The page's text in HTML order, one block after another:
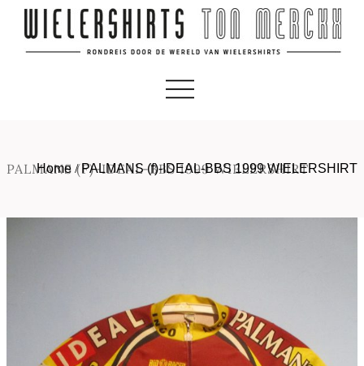
PALMANS (F)-IDEAL-BBS 1999 WIELERSHIRT
Home /PALMANS (f)-IDEAL-BBS 1999 WIELERSHIRT